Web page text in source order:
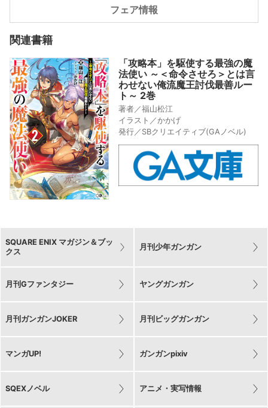
フェア情報
関連書籍
「攻略本」を駆使する最強の魔
法使い ～＜命令させろ＞とは言
わせない俺流魔王討伐最善ルー
ト～ 2巻
著者／福山松江
イラスト／かかげ
発行／SBクリエイティブ(GAノベル)
SQUARE ENIX マガジン＆ブッ
クス
月刊少年ガンガン
月刊Gファンタジー ヤングガンガン
月刊ガンガンJOKER 月刊ビッグガンガン
マンガUP! ガンガンpixiv
SQEXノベル アニメ・実写情報